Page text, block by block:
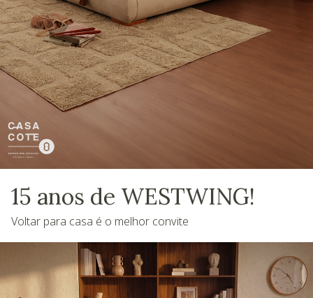
15 anos de WESTWING!
Voltar para casa é o melhor convite